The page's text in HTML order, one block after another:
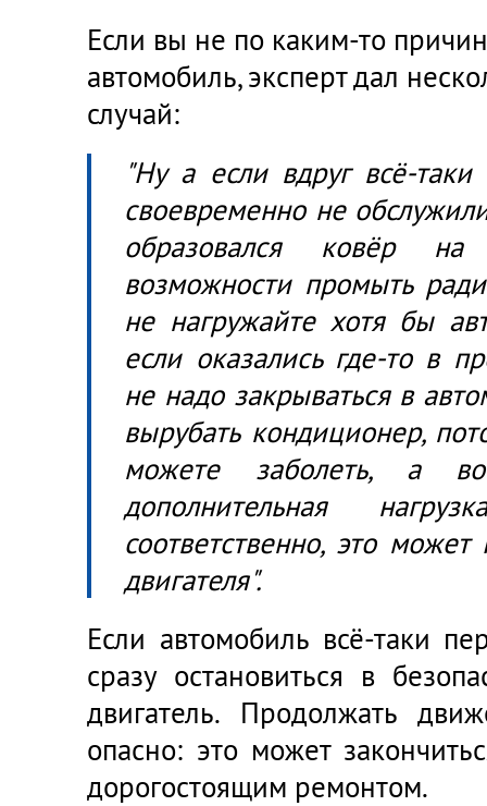
Если вы не по каким-то
автомобиль, эксперт дал
случай:
"Ну а если вдруг всё-таки
своевременно не
образовался ковёр
возможности промыть
не нагружайте хотя бы
если оказались где-то в
не надо закрываться в
вырубать кондиционер,
можете заболеть, а
дополнительная
соответственно, это
двигателя".
Если автомобиль всё-таки
сразу остановиться в
двигатель. Продолжать
опасно: это может
дорогостоящим ремонтом.